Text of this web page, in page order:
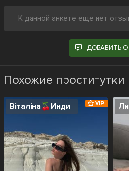
К данной анкете еще нет
ДОБАВИТЬ
Похожие проститутки
Віталіна🍒Инди VIP